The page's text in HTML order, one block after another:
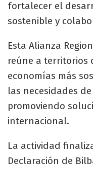
fortalecer el
sostenible y
Esta Alianza
reúne a territorios
economías más
las necesidades
promoviendo
internacional.
La actividad
Declaración de